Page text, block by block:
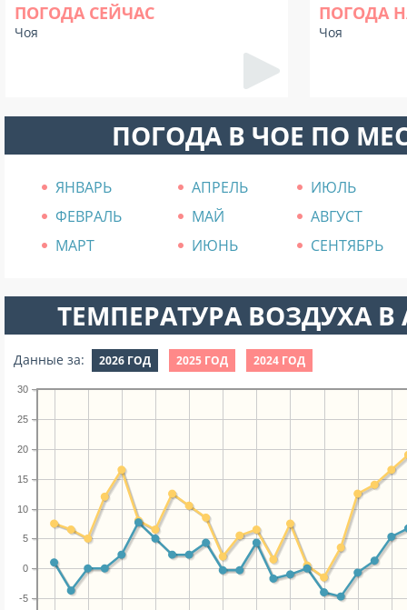
ПОГОДА СЕЙЧАС
Чоя
ПОГОДА
Чоя
ПОГОДА В ЧОЕ ПО
ЯНВАРЬ АПРЕЛЬ
ИЮЛЬ
ФЕВРАЛЬ
МАЙ
АВГУСТ
МАРТ
ИЮНЬ СЕНТЯБРЬ
ТЕМПЕРАТУРА ВОЗДУХА В
Данные за: 2026 ГОД 2025 ГОД 2024 ГОД
-5
0
5
10
15
20
25
30